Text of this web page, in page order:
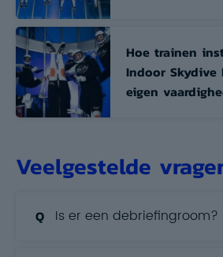
Hoe trainen
Indoor Skydive
eigen
Veelgestelde
Is er een debriefingroom?